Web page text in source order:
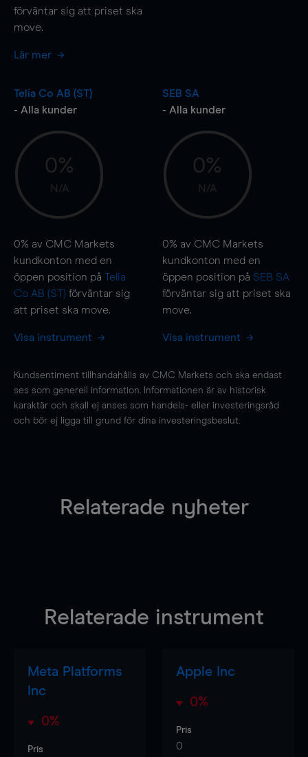
förväntar sig att priset ska
move.
Lär mer
Telia Co AB (ST)
- Alla kunder
0%
N/A
0% av CMC Markets
kundkonton med en
öppen position på Telia
Co AB (ST) förväntar sig
att priset ska move.
Visa instrument
SEB SA
- Alla kunder
0%
N/A
0% av CMC Markets
kundkonton med en
öppen position på SEB SA
förväntar sig att priset ska
move.
Visa instrument
Kundsentiment tillhandahålls av CMC Markets och ska endast
ses som generell information. Informationen är av historisk
karaktär och skall ej anses som handels- eller investeringsråd
och bör ej ligga till grund för dina investeringsbeslut.
Relaterade nyheter
Relaterade instrument
Meta Platforms
Inc
0%
Pris
Apple Inc
0%
Pris
0